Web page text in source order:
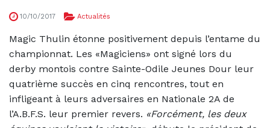
10/10/2017 Actualités
Magic Thulin étonne positivement depuis l’entame du
championnat. Les «Magiciens» ont signé lors du
derby montois contre Sainte-Odile Jeunes Dour leur
quatrième succès en cinq rencontres, tout en
infligeant à leurs adversaires en Nationale 2A de
l’A.B.F.S. leur premier revers. «Forcément, les deux